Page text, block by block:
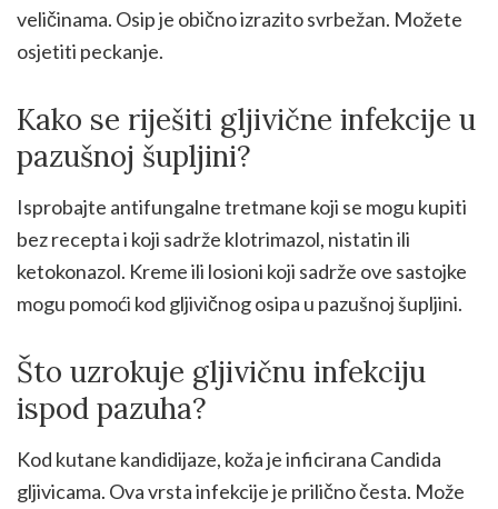
veličinama. Osip je obično izrazito svrbežan. Možete
osjetiti peckanje.
Kako se riješiti gljivične infekcije u
pazušnoj šupljini?
Isprobajte antifungalne tretmane koji se mogu kupiti
bez recepta i koji sadrže klotrimazol, nistatin ili
ketokonazol. Kreme ili losioni koji sadrže ove sastojke
mogu pomoći kod gljivičnog osipa u pazušnoj šupljini.
Što uzrokuje gljivičnu infekciju
ispod pazuha?
Kod kutane kandidijaze, koža je inficirana Candida
gljivicama. Ova vrsta infekcije je prilično česta. Može